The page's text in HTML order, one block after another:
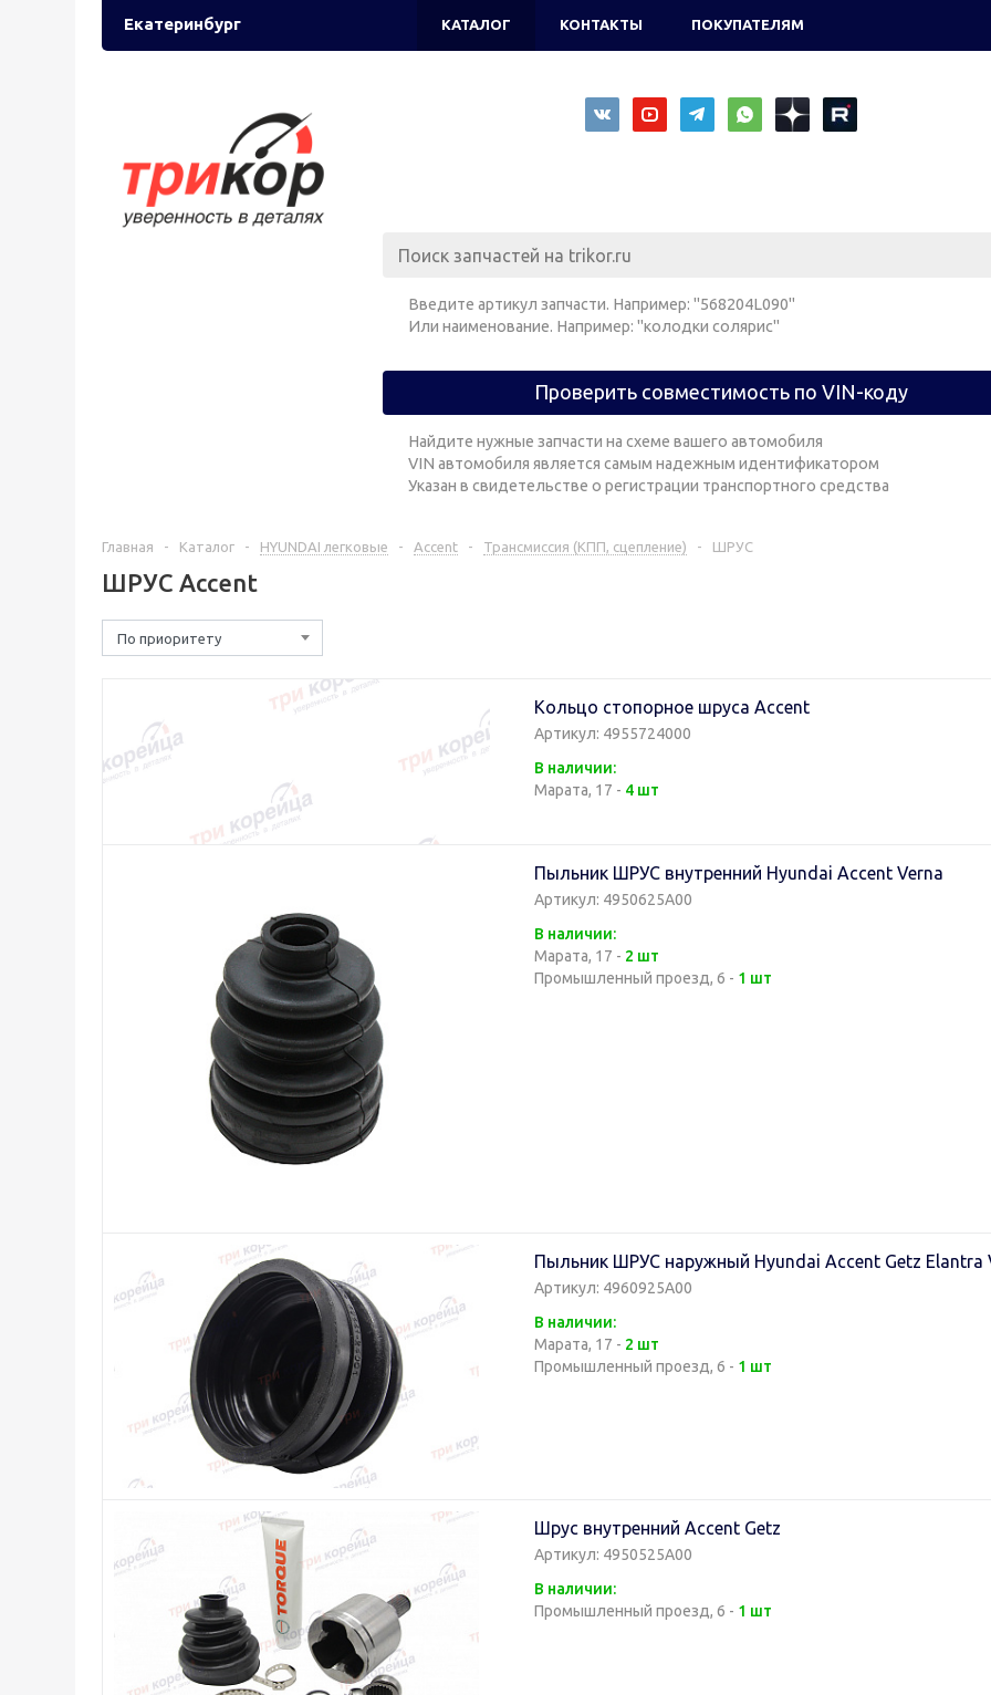
Екатеринбург КАТАЛОГ КОНТАКТЫ ПОКУПАТЕЛЯМ
Введите артикул запчасти. Например: "568204L090"
Или наименование. Например: "колодки солярис"
Проверить совместимость по VIN-коду
Найдите нужные запчасти на схеме вашего автомобиля
VIN автомобиля является самым надежным идентификатором
Указан в свидетельстве о регистрации транспортного средства
Главная - Каталог - HYUNDAI легковые - Accent - Трансмиссия (КПП, сцепление) - ШРУС
ШРУС Accent
По приоритету
Кольцо стопорное шруса Accent
Артикул: 4955724000
В наличии:
Марата, 17 - 4 шт
Пыльник ШРУС внутренний Hyundai Accent Verna
Артикул: 4950625A00
В наличии:
Марата, 17 - 2 шт
Промышленный проезд, 6 - 1 шт
Пыльник ШРУС наружный Hyundai Accent Getz Elantra
Артикул: 4960925A00
В наличии:
Марата, 17 - 2 шт
Промышленный проезд, 6 - 1 шт
Шрус внутренний Accent Getz
Артикул: 4950525A00
В наличии:
Промышленный проезд, 6 - 1 шт